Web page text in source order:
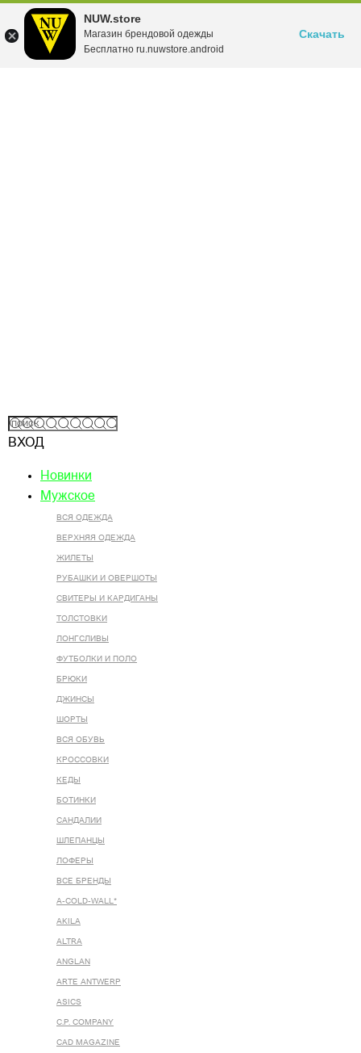
NUW.store
Магазин брендовой одежды
Бесплатно ru.nuwstore.android
Скачать
ВХОД
Новинки
Мужское
ВСЯ ОДЕЖДА
ВЕРХНЯЯ ОДЕЖДА
ЖИЛЕТЫ
РУБАШКИ И ОВЕРШОТЫ
СВИТЕРЫ И КАРДИГАНЫ
ТОЛСТОВКИ
ЛОНГСЛИВЫ
ФУТБОЛКИ И ПОЛО
БРЮКИ
ДЖИНСЫ
ШОРТЫ
ВСЯ ОБУВЬ
КРОССОВКИ
КЕДЫ
БОТИНКИ
САНДАЛИИ
ШЛЕПАНЦЫ
ЛОФЕРЫ
ВСЕ БРЕНДЫ
A-COLD-WALL*
AKILA
ALTRA
ANGLAN
ARTE ANTWERP
ASICS
C.P. COMPANY
CAD MAGAZINE